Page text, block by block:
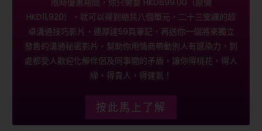
限時優惠期間，你只需要 HKD699.00（原價
HKD11,920），就可以得到總共八個單元，二十三堂課的超
卓溝通技巧影片，連厚達59頁筆記，再送你一個將來獨立
發售的溝通秘密影片，幫助你用情商帶動別人有感染力，到
處都受人歡迎化解伴侶及同事間的矛盾，讓你得桃花，得人
緣，得貴人，得運氣！
按此馬上了解